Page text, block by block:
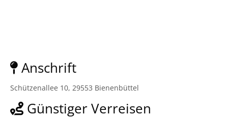
Anschrift
Schützenallee 10, 29553 Bienenbüttel
Günstiger Verreisen